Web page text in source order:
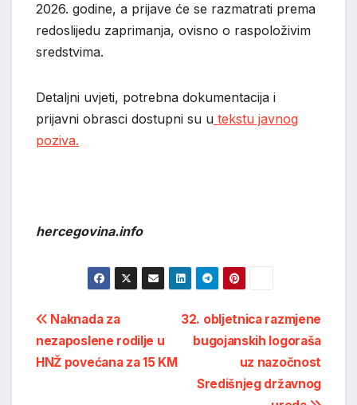
2026. godine, a prijave će se razmatrati prema
redoslijedu zaprimanja, ovisno o raspoloživim
sredstvima.
Detaljni uvjeti, potrebna dokumentacija i
prijavni obrasci dostupni su u tekstu javnog
poziva.
hercegovina.info
Post
navigation
32. obljetnica razmjene
bugojanskih logoraša
uz nazočnost
Središnjeg državnog
Naknada za
nezaposlene rodilje u
HNŽ povećana za 15 KM